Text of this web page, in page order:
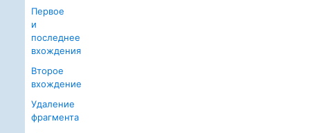
Первое
и
последнее
вхождения
Второе
вхождение
Удаление
фрагмента